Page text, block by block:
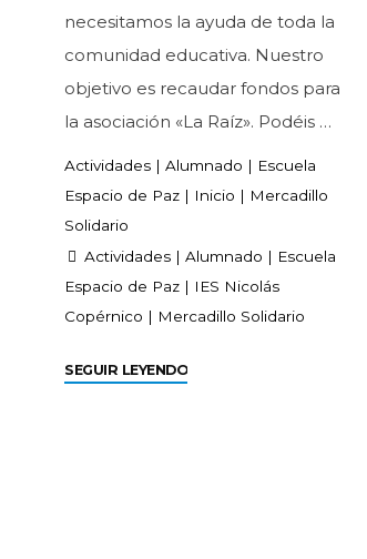
necesitamos la ayuda de toda la
comunidad educativa. Nuestro
objetivo es recaudar fondos para
la asociación «La Raíz». Podéis …
Actividades | Alumnado | Escuela
Espacio de Paz | Inicio | Mercadillo
Solidario
Actividades| Alumnado | Escuela
Espacio de Paz| IES Nicolás
Copérnico | Mercadillo Solidario
SEGUIR LEYENDO